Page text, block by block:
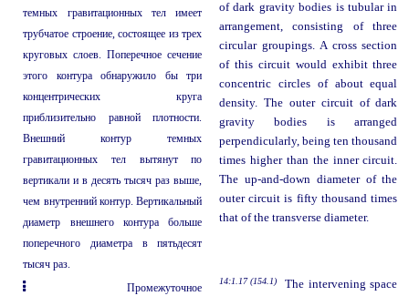
темных гравитационных тел имеет
трубчатое строение, состоящее из трех
круговых слоев. Поперечное сечение
этого контура обнаружило бы три
концентрических круга
приблизительно равной плотности.
Внешний контур темных
гравитационных тел вытянут по
вертикали и в десять тысяч раз выше,
чем внутренний контур. Вертикальный
диаметр внешнего контура больше
поперечного диаметра в пятьдесят
тысяч раз.
of dark gravity bodies is tubular in
arrangement, consisting of three
circular groupings. A cross section
of this circuit would exhibit three
concentric circles of about equal
density. The outer circuit of dark
gravity bodies is arranged
perpendicularly, being ten thousand
times higher than the inner circuit.
The up-and-down diameter of the
outer circuit is fifty thousand times
that of the transverse diameter.
Промежуточное
14:1.17 (154.1)
The intervening space